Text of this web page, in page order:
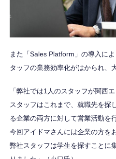
また「Sales Platform」の導入に
タッフの業務効率化がはかられ、
「弊社では1人のスタッフが関西
スタッフはこれまで、就職先を探
る企業の両方に対して営業活動を
今回アイドマさんには企業の方を
弊社スタッフは学生を探すことに